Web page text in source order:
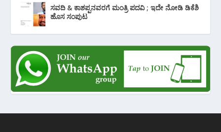
ಸವದಿ & ಕಾಶಪ್ಪನವರಗೆ ಮಂತ್ರಿ ಪದವಿ ; ಇದೇ ನೋಡಿ‌ ಡಿಕೆಶಿ
ಹೊಸ ಸಂಪುಟ